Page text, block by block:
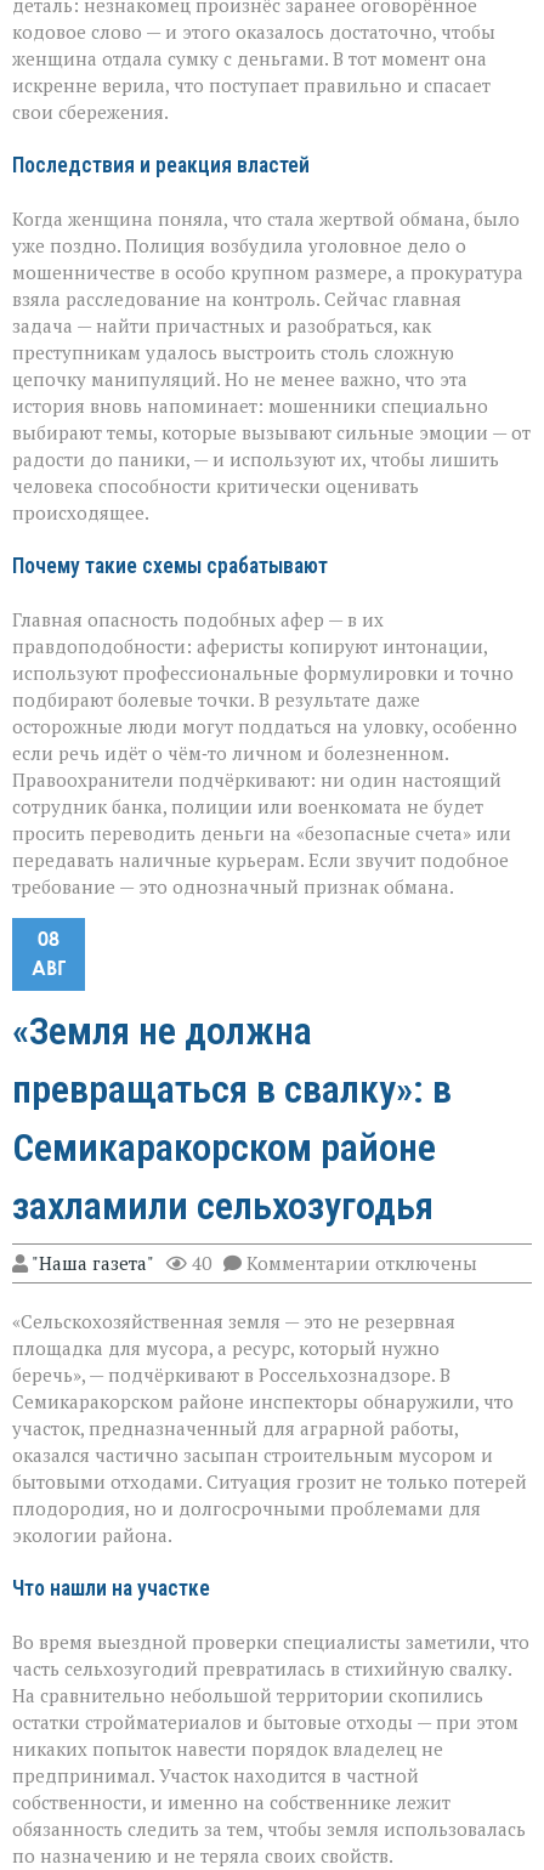
деталь: незнакомец произнёс заранее оговорённое
кодовое слово — и этого оказалось достаточно, чтобы
женщина отдала сумку с деньгами. В тот момент она
искренне верила, что поступает правильно и спасает
свои сбережения.
Последствия и реакция властей
Когда женщина поняла, что стала жертвой обмана, было
уже поздно. Полиция возбудила уголовное дело о
мошенничестве в особо крупном размере, а прокуратура
взяла расследование на контроль. Сейчас главная
задача — найти причастных и разобраться, как
преступникам удалось выстроить столь сложную
цепочку манипуляций. Но не менее важно, что эта
история вновь напоминает: мошенники специально
выбирают темы, которые вызывают сильные эмоции — от
радости до паники, — и используют их, чтобы лишить
человека способности критически оценивать
происходящее.
Почему такие схемы срабатывают
Главная опасность подобных афер — в их
правдоподобности: аферисты копируют интонации,
используют профессиональные формулировки и точно
подбирают болевые точки. В результате даже
осторожные люди могут поддаться на уловку, особенно
если речь идёт о чём‑то личном и болезненном.
Правоохранители подчёркивают: ни один настоящий
сотрудник банка, полиции или военкомата не будет
просить переводить деньги на «безопасные счета» или
передавать наличные курьерам. Если звучит подобное
требование — это однозначный признак обмана.
08
АВГ
«Земля не должна
превращаться в свалку»: в
Семикаракорском районе
захламили сельхозугодья
"Наша газета" 40 Комментарии к
записи
не
должна
превращаться
в
свалку»:
в
Семикаракорском
районе
захламили
сельхозугодья
отключены
«Сельскохозяйственная земля — это не резервная
площадка для мусора, а ресурс, который нужно
беречь», — подчёркивают в Россельхознадзоре. В
Семикаракорском районе инспекторы обнаружили, что
участок, предназначенный для аграрной работы,
оказался частично засыпан строительным мусором и
бытовыми отходами. Ситуация грозит не только потерей
плодородия, но и долгосрочными проблемами для
экологии района.
Что нашли на участке
Во время выездной проверки специалисты заметили, что
часть сельхозугодий превратилась в стихийную свалку.
На сравнительно небольшой территории скопились
остатки стройматериалов и бытовые отходы — при этом
никаких попыток навести порядок владелец не
предпринимал. Участок находится в частной
собственности, и именно на собственнике лежит
обязанность следить за тем, чтобы земля использовалась
по назначению и не теряла своих свойств.